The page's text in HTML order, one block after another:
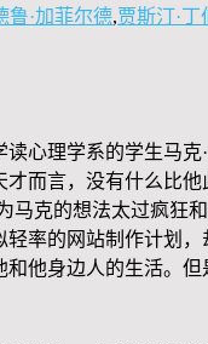
鲁·加菲尔德,贾斯汀·丁
心理学系的学生马克
而言，没有什么比
马克的想法太过疯狂
的网站制作计划，
他身边人的生活。